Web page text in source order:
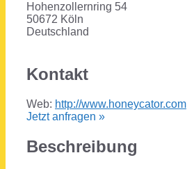
Hohenzollernring 54
50672 Köln
Deutschland
Kontakt
Web: http://www.honeycator.com
Jetzt anfragen »
Beschreibung